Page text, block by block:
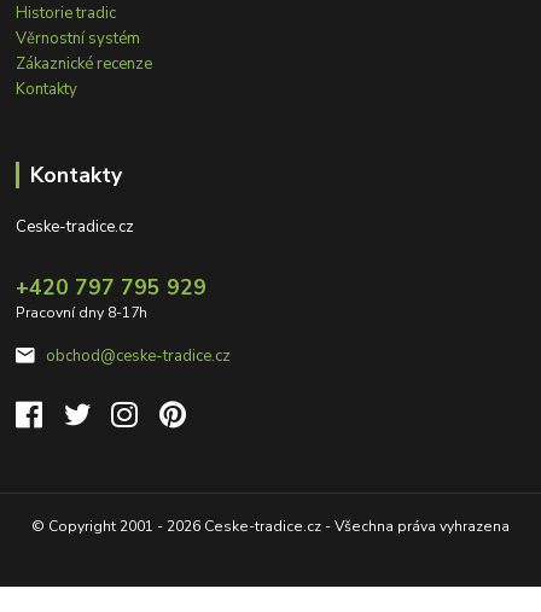
Historie tradic
Věrnostní systém
Zákaznické recenze
Kontakty
Kontakty
Ceske-tradice.cz
+420 797 795 929
Pracovní dny 8-17h
obchod@ceske-tradice.cz
© Copyright 2001 - 2026 Ceske-tradice.cz - Všechna práva vyhrazena